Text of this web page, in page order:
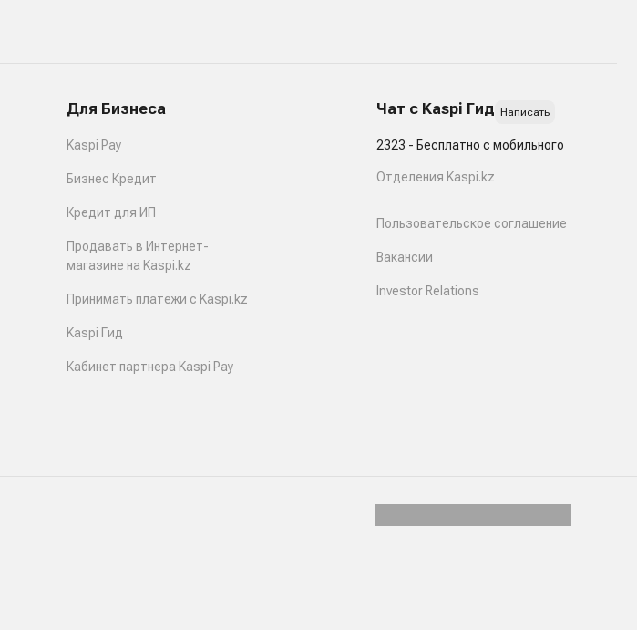
Для Бизнеса
Kaspi Pay
Бизнес Кредит
Кредит для ИП
Продавать в Интернет-
магазине на Kaspi.kz
Принимать платежи с Kaspi.kz
Kaspi Гид
Кабинет партнера Kaspi Pay
Чат с Kaspi Гид Написать
2323 - Бесплатно с мобильного
Отделения Kaspi.kz
Пользовательское соглашение
Вакансии
Investor Relations